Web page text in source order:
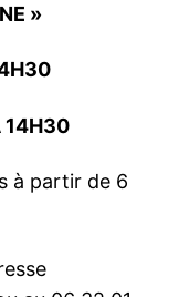
»
14H30
à partir de 6